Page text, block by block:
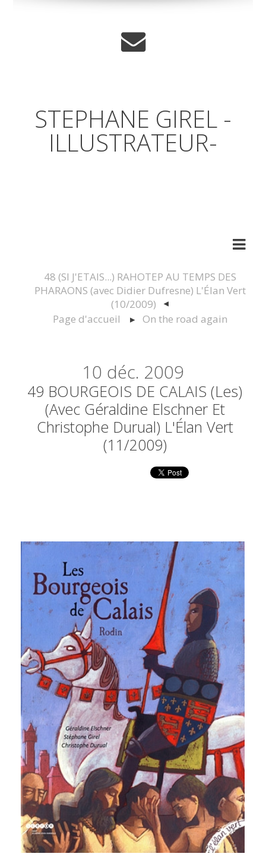
STEPHANE GIREL -
ILLUSTRATEUR-
48 (SI J'ETAIS...) RAHOTEP AU TEMPS DES
PHARAONS (avec Didier Dufresne) L'Élan Vert
(10/2009)
Page d'accueil
On the road again
10 déc. 2009
49 BOURGEOIS DE CALAIS (Les)
(avec Géraldine Elschner Et
Christophe Durual) L'Élan Vert
(11/2009)